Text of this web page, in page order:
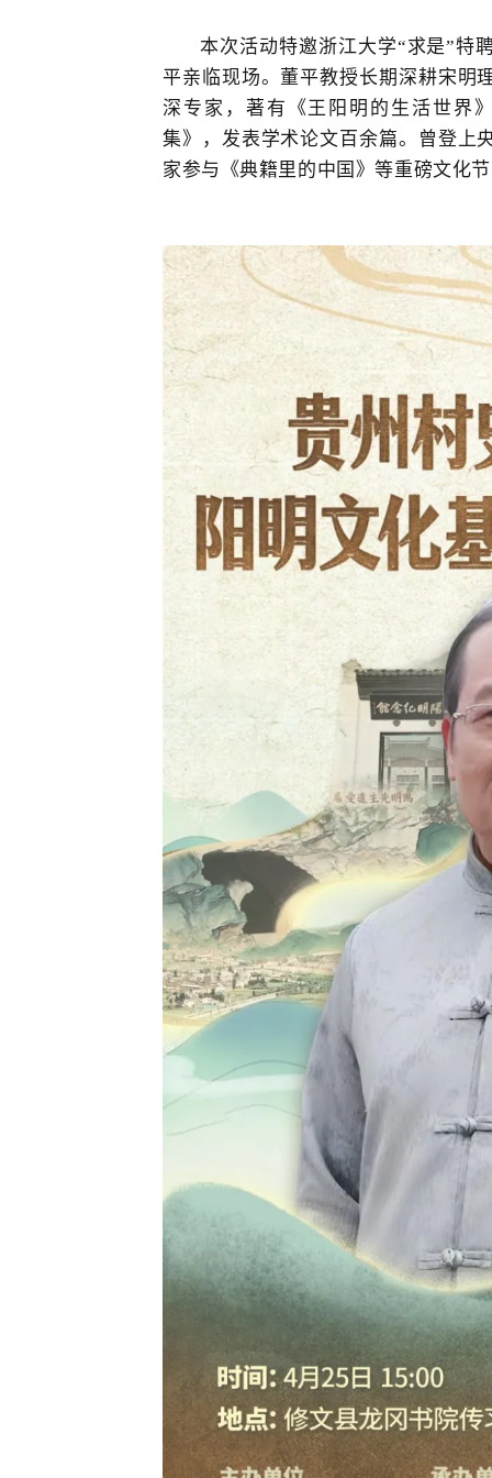
本次活动特邀浙江大学“求是”特
平亲临现场。董平教授长期深耕宋明
深专家，著有《王阳明的生活世界
集》，发表学术论文百余篇。曾登上
家参与《典籍里的中国》等重磅文化